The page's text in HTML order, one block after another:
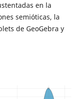
en la
semióticas, la
de GeoGebra y